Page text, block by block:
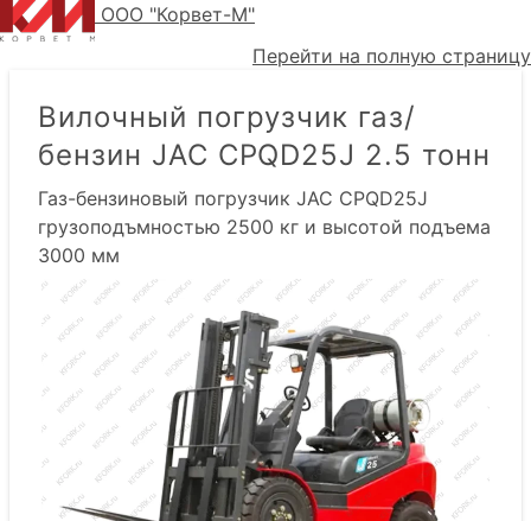
ООО "Корвет-М"
Перейти на полную страницу
Вилочный погрузчик газ/
бензин JAC CPQD25J 2.5 тонн
Газ-бензиновый погрузчик JAC CPQD25J
грузоподъмностью 2500 кг и высотой подъема
3000 мм